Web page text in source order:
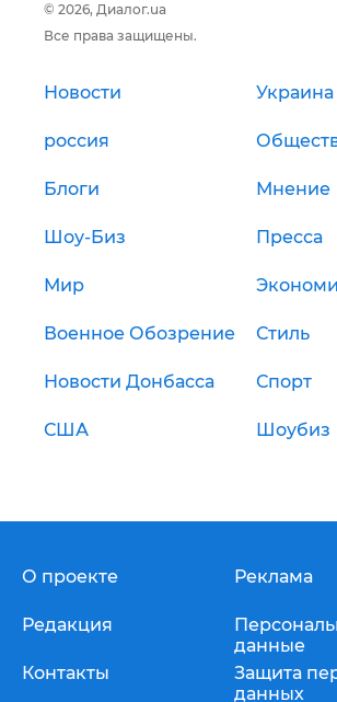
© 2026, Диалог.ua
Все права защищены.
Новости Украина
россия
Блоги Мнение
Шоу-Биз Пресса
Мир
Военное Обозрение Стиль
Новости Донбасса Спорт
США Шоубиз
О проекте
Редакция
Контакты
Реклама
данные
Защита
данных